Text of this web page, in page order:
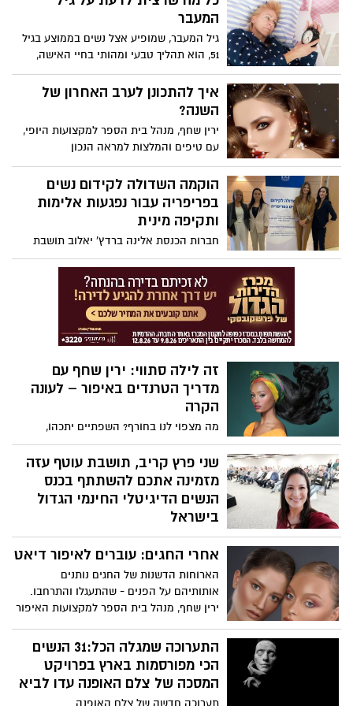
המעבר
גיל המעבר, שמופיע אצל נשים בממוצע בגיל
51, הוא תהליך טבעי ומהותי בחיי האישה,
במהלכו בעקבות ירידה בייצור ההורמון הנשי-
אסטרוגן, נעצר תהליך הביוץ ונפסק המחזור
החודשי. גיל המעבר המוקדם מתרחש לפני
טיפול (הסרת השחלות או כימותרפיה, למשל).
איך להתכונן לערב האחרון של
השנה?
ירין שחף, מנהל בית הספר למקצועות היופי,
עם טיפים והמלצות למראה הנכון
הוקמה השדולה לקידום נשים
בפריפריה עבור נפגעות אלימות
ותקיפה מינית
חברות הכנסת אלינה ברדץ' יאלוב תושבת
אשדוד, לימור מגן תלם ושרון רופא אופיר
מישראל ביתנו השיקו אתמול (שלישי) את
השדולה לקידום נשים בפריפריה באירוע חגיגי
בכנסת.
זה לילה סתווי: ירין שחף עם
מדריך הטרנדים באיפור – לעונה
הקרה
מה מצפוי לנו בחורף? השפתיים יתכהו,
הריסים יהיו קוצניים והאיליינר ימשיך ללוות,
אלא שהפעם הוא בעובי משתנה. גם אם קר
ויש רוח, זאת לא סיבה להזניח את תחום
הטיפוח. ירין שחף, מנהל בית הספר
למקצועות האיפור, הסטיילינג והתסרוקות
מסביר איך לאמץ בלי להתאמץ
שני פרץ קריב, תושבת עוטף עזה
מזמינה אתכם להשתתף בכנס
הנשים הדיגיטלי החינמי הגדול
בישראל
שני פרץ קריב, בתו של עמיר פרץ תושבת
קיבוץ ברור חיל נשואה +3 ילדים מרצה
ומנטורית בתחום ההופעה מול קהל
וההתפתחות האישית, איגדה יחד 30 מרצות
פורצות דרך מהארץ ומחו"ל שירצו בכנס
הכנס מיועד לנשים שרוצות לצאת לאור עם
הסיפור או הידע שלהן ולקבל השראה וכלים
להצלחה והגשמה בכל מעגלי החיים ובעשייה
המקצועית שלהן. ילדים
אחרי החגים: עוברים לאיפור דיאט
הארוחות הדשנות של החגים נותנים
אותותיהם על הפנים - שהתעגלו והתרחבו.
ירין שחף, מנהל בית הספר למקצועות האיפור
באיפור לחיטוב הפנים.
התערוכה שמגלה הכל:31 הנשים
הכי מפורסמות בארץ בפרויקט
המסכה של צלם האופנה עדו לביא
תערוכה חדשה של צלם האופנה